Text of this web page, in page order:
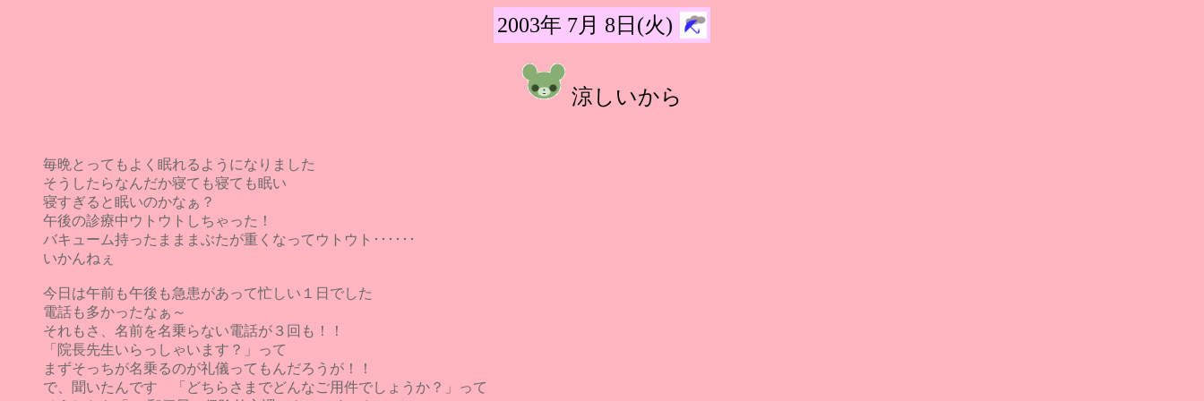
2003年 7月 8日(火)
涼しいから
毎晩とってもよく眠れるようになりました
そうしたらなんだか寝ても寝ても眠い
寝すぎると眠いのかなぁ？
午後の診療中ウトウトしちゃった！
バキューム持ったまままぶたが重くなってウトウト･･････
いかんねぇ
今日は午前も午後も急患があって忙しい１日でした
電話も多かったなぁ～
それもさ、名前を名乗らない電話が３回も！！
「院長先生いらっしゃいます？」って
まずそっちが名乗るのが礼儀ってもんだろうが！！
で、聞いたんです 「どちらさまでどんなご用件でしょうか？」って